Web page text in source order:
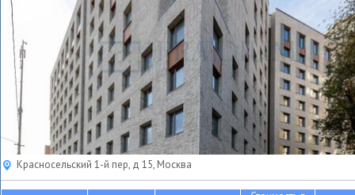
Красносельский 1-й пер, д 15, Москва